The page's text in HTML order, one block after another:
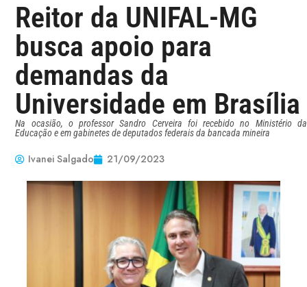
Reitor da UNIFAL-MG
busca apoio para
demandas da
Universidade em Brasília
Na ocasião, o professor Sandro Cerveira foi recebido no Ministério da
Educação e em gabinetes de deputados federais da bancada mineira
Ivanei Salgado 21/09/2023